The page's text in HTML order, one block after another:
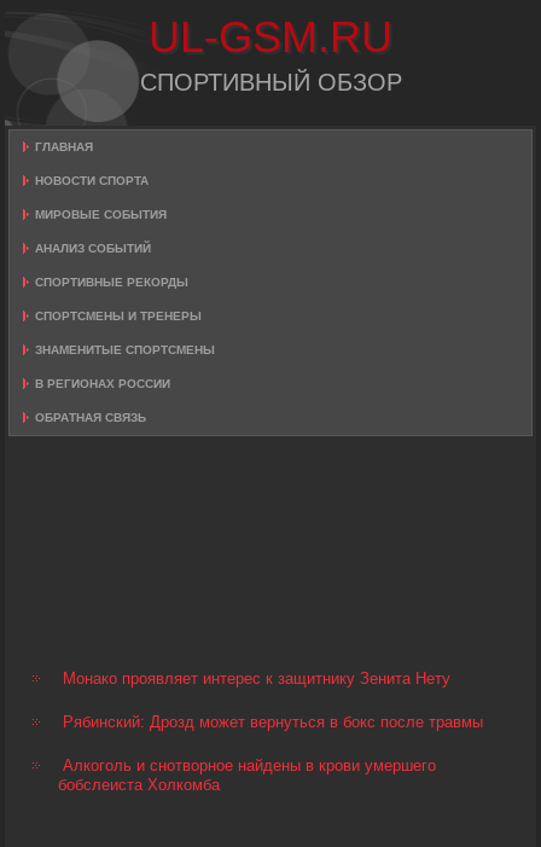
UL-GSM.RU
СПОРТИВНЫЙ ОБЗОР
ГЛАВНАЯ
НОВОСТИ СПОРТА
МИРОВЫЕ СОБЫТИЯ
АНАЛИЗ СОБЫТИЙ
СПОРТИВНЫЕ РЕКОРДЫ
СПОРТСМЕНЫ И ТРЕНЕРЫ
ЗНАМЕНИТЫЕ СПОРТСМЕНЫ
В РЕГИОНАХ РОССИИ
ОБРАТНАЯ СВЯЗЬ
Монако проявляет интерес к защитнику Зенита Нету
Рябинский: Дрозд может вернуться в бокс после травмы
Алкоголь и снотворное найдены в крови умершего
бобслеиста Холкомба